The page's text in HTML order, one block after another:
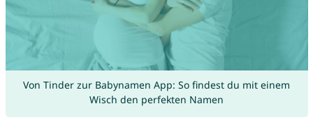
Von Tinder zur Babynamen App: So findest du mit einem
Wisch den perfekten Namen